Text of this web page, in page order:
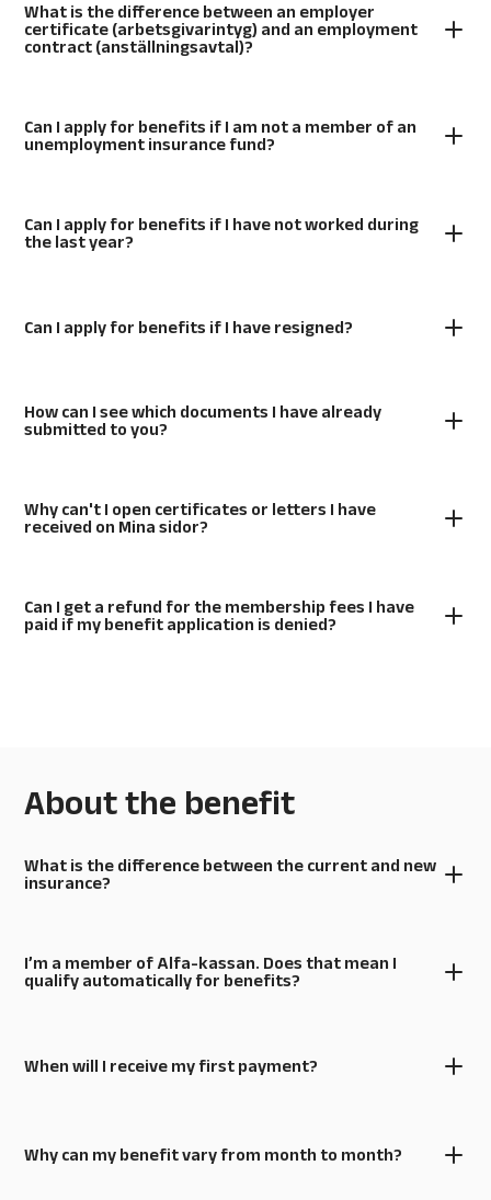
What is the difference between an employer
certificate (arbetsgivarintyg) and an employment
contract (anställningsavtal)?
Can I apply for benefits if I am not a member of an
unemployment insurance fund?
Can I apply for benefits if I have not worked during
the last year?
Can I apply for benefits if I have resigned?
How can I see which documents I have already
submitted to you?
Why can't I open certificates or letters I have
received on Mina sidor?
Can I get a refund for the membership fees I have
paid if my benefit application is denied?
About the benefit
What is the difference between the current and new
insurance?
I’m a member of Alfa-kassan. Does that mean I
qualify automatically for benefits?
When will I receive my first payment?
Why can my benefit vary from month to month?